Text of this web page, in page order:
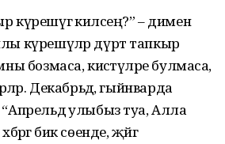
күрешүгә киләсең?” – димен
күрешүләр дүрт тапкыр
бозмаса, кисәтүләре булмаса,
Декабрьдә, гыйнварда
улыбыз туа, Алла
бик сөенде, җәйгә